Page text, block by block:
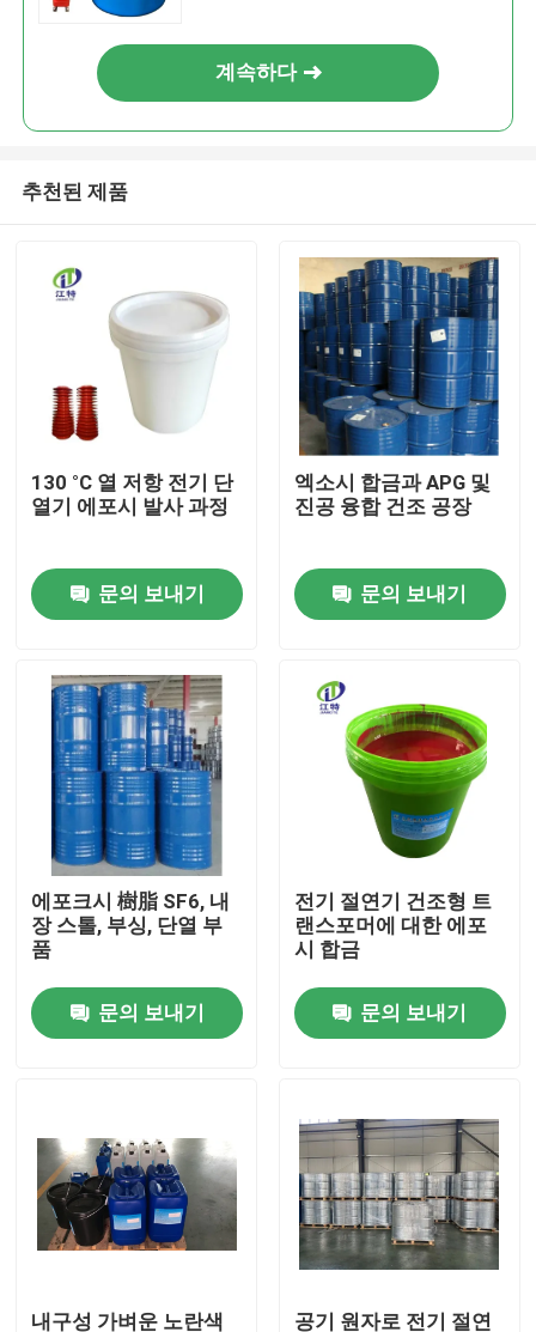
제품 소개
회사 소개
공장 투어
품질 관리
연락처
모든 케이스
견적 요청
에폭시 수지를 치료하는 실온
계속하다
추천된 제품
130 °C 열 저항 전기 단
열기 에포시 발사 과정
문의 보내기
엑소시 합금과 APG 및
진공 융합 건조 공장
문의 보내기
에포크시 樹脂 SF6, 내
장 스톨, 부싱, 단열 부
품
문의 보내기
전기 절연기 건조형 트
랜스포머에 대한 에포
시 합금
문의 보내기
내구성 가벼운 노란색 공기 원자로 전기 절연